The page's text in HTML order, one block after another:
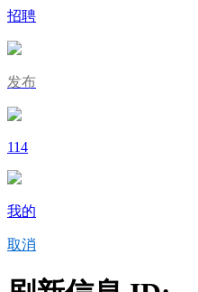
招聘
发布
114
我的
取消